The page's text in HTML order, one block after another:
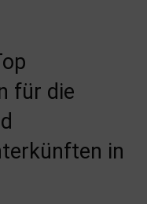
für die
in